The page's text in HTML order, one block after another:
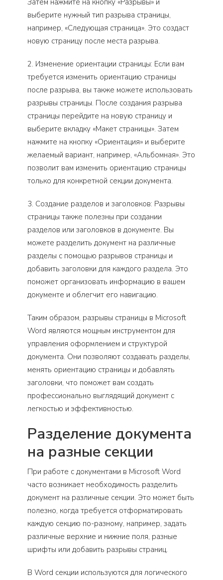
Затем нажмите на кнопку «Разрывы» и
выберите нужный тип разрыва страницы,
например, «Следующая страница». Это создаст
новую страницу после места разрыва.
2. Изменение ориентации страницы: Если вам
требуется изменить ориентацию страницы
после разрыва, вы также можете использовать
разрывы страницы. После создания разрыва
страницы перейдите на новую страницу и
выберите вкладку «Макет страницы». Затем
нажмите на кнопку «Ориентация» и выберите
желаемый вариант, например, «Альбомная». Это
позволит вам изменить ориентацию страницы
только для конкретной секции документа.
3. Создание разделов и заголовков: Разрывы
страницы также полезны при создании
разделов или заголовков в документе. Вы
можете разделить документ на различные
разделы с помощью разрывов страницы и
добавить заголовки для каждого раздела. Это
поможет организовать информацию в вашем
документе и облегчит его навигацию.
Таким образом, разрывы страницы в Microsoft
Word являются мощным инструментом для
управления оформлением и структурой
документа. Они позволяют создавать разделы,
менять ориентацию страницы и добавлять
заголовки, что поможет вам создать
профессионально выглядящий документ с
легкостью и эффективностью.
Разделение документа
на разные секции
При работе с документами в Microsoft Word
часто возникает необходимость разделить
документ на различные секции. Это может быть
полезно, когда требуется отформатировать
каждую секцию по-разному, например, задать
различные верхние и нижние поля, разные
шрифты или добавить разрывы страниц.
В Word секции используются для логического